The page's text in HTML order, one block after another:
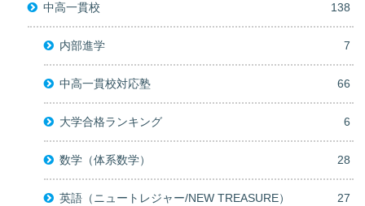
中高一貫校 138
内部進学 7
中高一貫校対応塾 66
大学合格ランキング 6
数学（体系数学） 28
英語（ニュートレジャー/NEW TREASURE） 27